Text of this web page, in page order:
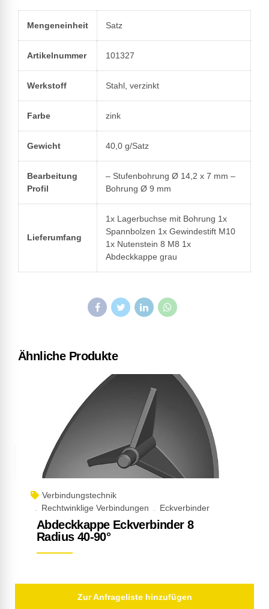
Mengeneinheit Satz
Artikelnummer 101327
Werkstoff Stahl, verzinkt
Farbe zink
Gewicht 40,0 g/Satz
Bearbeitung
Profil
– Stufenbohrung Ø 14,2 x 7 mm –
Bohrung Ø 9 mm
Lieferumfang
1x Lagerbuchse mit Bohrung 1x
Spannbolzen 1x Gewindestift M10
1x Nutenstein 8 M8 1x
Abdeckkappe grau
Ähnliche Produkte
Verbindungstechnik
Rechtwinklige Verbindungen
Eckverbinder
Abdeckkappe Eckverbinder 8
Radius 40-90°
Zur Anfrageliste hinzufügen